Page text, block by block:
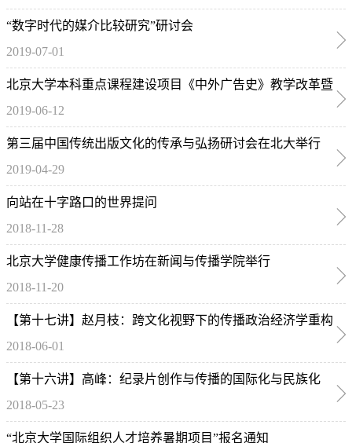
“数字时代的媒介比较研究”研讨会
2019-07-01
北京大学本科重点课程建设项目《中外广告史》教学改革暨
成果展在双创中心举办
2019-06-12
第三届中国传统出版文化的传承与弘扬研讨会在北大举行
2019-04-29
向站在十字路口的世界提问
2018-11-28
北京大学健康传播工作坊在新闻与传播学院举行
2018-11-20
【第十七讲】赵月枝：跨文化视野下的传播政治经济学重构
2018-06-01
【第十六讲】高峰：纪录片创作与传播的国际化与民族化
2018-05-23
“北京大学国际组织人才培养暑期项目”报名通知